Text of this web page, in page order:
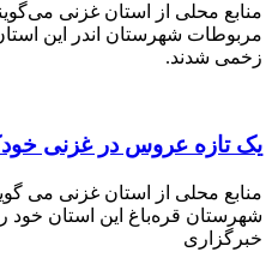
محلی از استان غزنی می‌گویند، در
شدند.
عروس در غزنی خودکشی
محلی از استان غزنی می گویند،
قره‌باغ این استان خود را حلق